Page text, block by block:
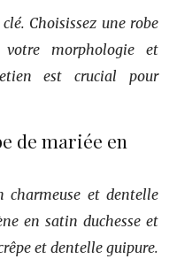
Choisissez une robe
morphologie et
est crucial pour
de mariée en
charmeuse et dentelle
en satin duchesse et
et dentelle guipure.